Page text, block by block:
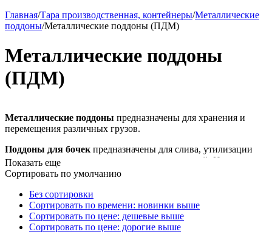
Главная/Тара производственная, контейнеры/Металлические
поддоны/Металлические поддоны (ПДМ)
Металлические поддоны
(ПДМ)
Металлические поддоны предназначены для хранения и
перемещения различных грузов.
Поддоны для бочек предназначены для слива, утилизации
остатков масла и других технических жидкостей. На поддоны
можно устанавливать бочки и другие емкости, согласно
указанной нагрузке.
Стоечные поддоныпредназначены для транспортировки и
хранения штучных грузов неправильной формы, сложной
конфигурации, подверженных деформации в облегченной
таре или первичной упаковке.Стоечный поддон может
Показать еще
Сортировать по умолчанию
Без сортировки
Сортировать по времени: новинки выше
Сортировать по цене: дешевые выше
Сортировать по цене: дорогие выше